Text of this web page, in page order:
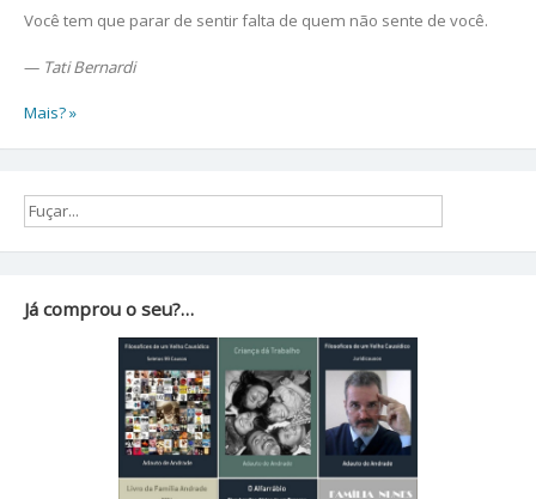
Você tem que parar de sentir falta de quem não sente de você.
— Tati Bernardi
Mais? »
Já comprou o seu?…